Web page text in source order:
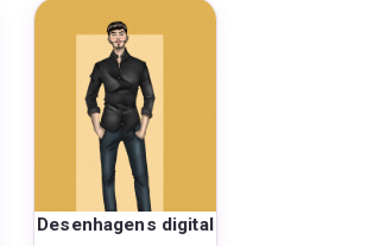
Desenhagens digital